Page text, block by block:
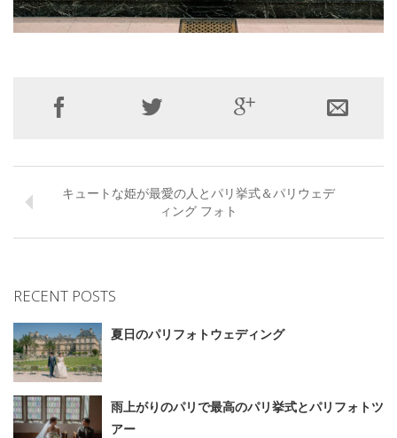
キュートな姫が最愛の人とパリ挙式＆パリウェデ
ィング フォト
RECENT POSTS
夏日のパリフォトウェディング
雨上がりのパリで最高のパリ挙式とパリフォトツ
アー